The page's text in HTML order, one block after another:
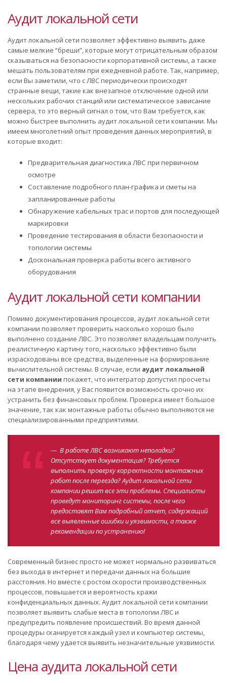
Аудит локальной сети
Аудит локальной сети позволяет эффективно выявить даже
самые мелкие “бреши”, которые могут отрицательным образом
сказываться на безопасности корпоративной системы, а также
мешать пользователям при ежедневной работе. Так, например,
если Вы заметили, что с ЛВС периодически происходят
странные вещи, такие как внезапное отключение одной или
нескольких рабочих станций или систематическое зависание
сервера, то это верный сигнал о том, что Вам требуется, как
можно быстрее выполнить аудит локальной сети компании. Мы
имеем многолетний опыт проведения данных мероприятий, в
которые входит:
Предварительная диагностика ЛВС при первичном
осмотре
Составление подробного план-графика и сметы на
запланированные работы
Обнаружение кабельных трас и портов для последующей
маркировки
Проведение тестирования в области безопасности и
топологии системы
Доскональная проверка работы всего активного
оборудования
Аудит локальной сети компании
Помимо документирования процессов, аудит локальной сети
компании позволяет проверить насколько хорошо было
выполнено создание ЛВС. Это позволяет владельцам получить
реалистичную картину того, насколько эффективно были
израсходованы все средства, выделенные на формирование
вычислительной системы. В случае, если аудит локальной
сети компании покажет, что интегратор допустил просчеты
на этапе внедрения, у Вас появится возможность срочно их
устранить без финансовых проблем. Проверка имеет большое
значение, так как монтажные работы обычно выполняются не
специализированными предприятиями.
— В работе ЛВС возникают неполадки?
Отсутствует документация? Требуется
выполнить проверку корректности монтажных
работ после переезда? Аудит локальной сети
компании решит все эти проблемы. Специалисты
проведут мониторинг системы, после чего
предоставят Вам подробный отчет, содержащий
все выявленные ошибки и уязвимости, а также
рекомендации по устранению!
Современный бизнес просто не может нормально развиваться
без выхода в интернет и передачи данных на большие
расстояния. Но вместе с ростом скорости производственных
процессов, повышается и вероятность кражи
конфиденциальных данных. Аудит локальной сети компании
позволяет выявить слабые места в топологии ЛВС и
предупредить появление происшествий. Во время данной
процедуры сканируется каждый узел и компьютер системы,
благодаря чему удается выявить незначительные уязвимости.
Цена аудита локальной сети